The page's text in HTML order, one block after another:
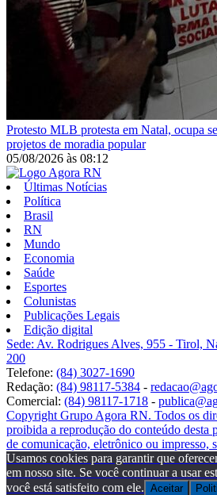
Protesto MLB protesta em Natal, ocupa
projetos de moradia popular
05/08/2026 às 08:12
Últimas Notícias
Política
Brasil
RN
Mundo
Economia
Saúde
Esportes
Colunistas
Publicações Legais
Edição digital
Sede: Av. Rodrigues Alves, 955 - Tirol,
200
Telefone: (84) 3027-1690
Redação: (84) 98117-5384 -
Comercial: (84) 98117-1718 -
Copyright Grupo Agora RN. Todos os
proibida a reprodução do conteúdo desta
de comunicação, eletrônico ou impresso,
Usamos cookies para garantir que
em nosso site. Se você continuar a usar
você está satisfeito com ele. Aceitar